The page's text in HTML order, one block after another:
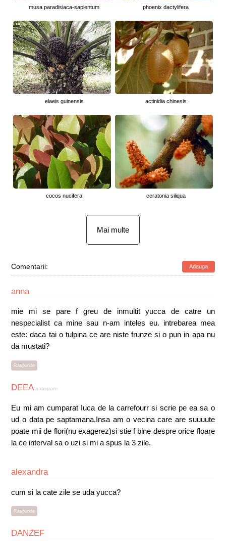
musa paradisiaca-sapientum phoenix dactylifera
elaeis guinensis actinidia chinesis
cocos nucifera ceratonia siliqua
Mai multe
Comentarii: Adauga
anna
mie mi se pare f greu de inmultit yucca de catre un
nespecialist ca mine sau n-am inteles eu. intrebarea mea
este: daca tai o tulpina ce are niste frunze si o pun in apa nu
da mustati?
Raspunde
DEEA a raspuns
Eu mi am cumparat Iuca de la carrefourr si scrie pe ea sa o
ud o data pe saptamana.Insa am o vecina care are suuuute
poate mii de flori(nu exagerez)si stie f bine despre orice floare
la ce interval sa o uzi si mi a spus la 3 zile.
alexandra
cum si la cate zile se uda yucca?
Raspunde
DANZEF